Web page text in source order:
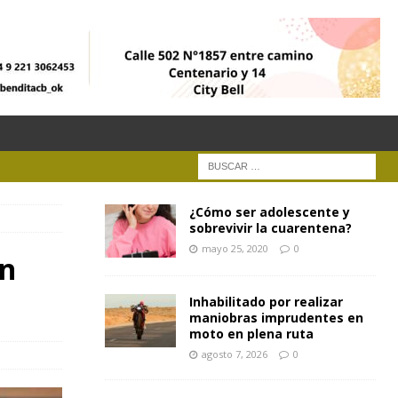
¿Cómo ser adolescente y
sobrevivir la cuarentena?
mayo 25, 2020 0
Inhabilitado por realizar
maniobras imprudentes en
moto en plena ruta
agosto 7, 2026 0